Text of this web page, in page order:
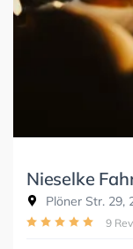
Nieselke
Plöner Str. 29,
9